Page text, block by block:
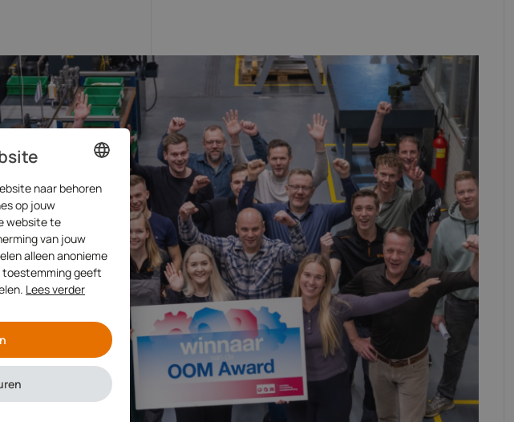
DUTCH
ENGLISH
naar behoren
op jouw
website te
van jouw
alleen anonieme
toestemming geeft
Lees verder